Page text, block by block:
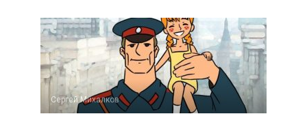
Сергей Михалков